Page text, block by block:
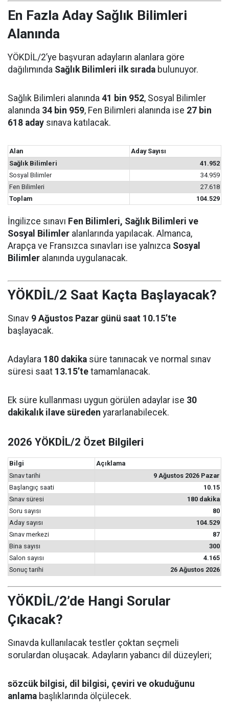
En Fazla Aday Sağlık Bilimleri
Alanında
YÖKDİL/2’ye başvuran adayların alanlara göre
dağılımında Sağlık Bilimleri ilk sırada bulunuyor.
Sağlık Bilimleri alanında 41 bin 952, Sosyal Bilimler
alanında 34 bin 959, Fen Bilimleri alanında ise 27 bin
618 aday sınava katılacak.
Alan
Aday Sayısı
Sağlık Bilimleri
41.952
Sosyal Bilimler
34.959
Fen Bilimleri
27.618
Toplam
104.529
İngilizce sınavı Fen Bilimleri, Sağlık Bilimleri ve
Sosyal Bilimler alanlarında yapılacak. Almanca,
Arapça ve Fransızca sınavları ise yalnızca Sosyal
Bilimler alanında uygulanacak.
YÖKDİL/2 Saat Kaçta Başlayacak?
Sınav 9 Ağustos Pazar günü saat 10.15’te
başlayacak.
Adaylara 180 dakika süre tanınacak ve normal sınav
süresi saat 13.15’te tamamlanacak.
Ek süre kullanması uygun görülen adaylar ise 30
dakikalık ilave süreden yararlanabilecek.
2026 YÖKDİL/2 Özet Bilgileri
Bilgi
Açıklama
Sınav tarihi
9 Ağustos 2026 Pazar
Başlangıç saati
10.15
Sınav süresi
180 dakika
Soru sayısı
80
Aday sayısı
104.529
Sınav merkezi
87
Bina sayısı
300
Salon sayısı
4.165
Sonuç tarihi
26 Ağustos 2026
YÖKDİL/2’de Hangi Sorular
Çıkacak?
Sınavda kullanılacak testler çoktan seçmeli
sorulardan oluşacak. Adayların yabancı dil düzeyleri;
sözcük bilgisi, dil bilgisi, çeviri ve okuduğunu
anlama başlıklarında ölçülecek.